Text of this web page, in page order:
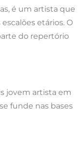
é um artista que
etários. O
do repertório
jovem artista em
funde nas bases